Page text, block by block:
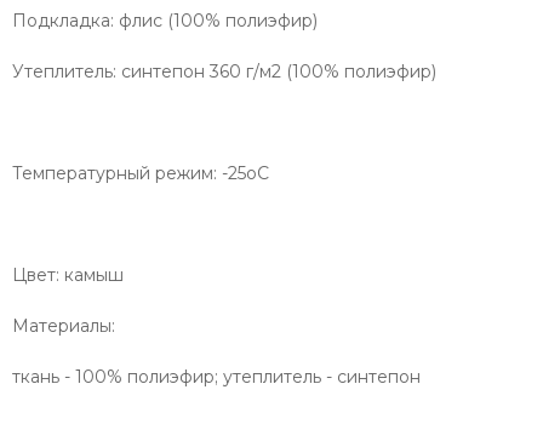
Подкладка: флиc (100% полиэфир)
Утеплитель: синтепон 360 г/м2 (100% полиэфир)
Температурный режим: -25оС
Цвет: камыш
Материалы:
ткань - 100% полиэфир; утеплитель - синтепон